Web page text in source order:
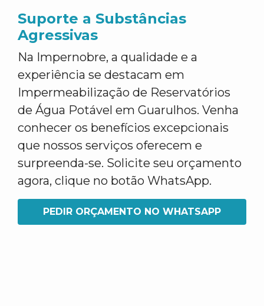
Suporte a Substâncias
Agressivas
Na Impernobre, a qualidade e a
experiência se destacam em
Impermeabilização de Reservatórios
de Água Potável em Guarulhos. Venha
conhecer os benefícios excepcionais
que nossos serviços oferecem e
surpreenda-se. Solicite seu orçamento
agora, clique no botão WhatsApp.
PEDIR ORÇAMENTO NO WHATSAPP